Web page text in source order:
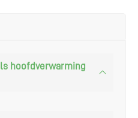
hoofdverwarming